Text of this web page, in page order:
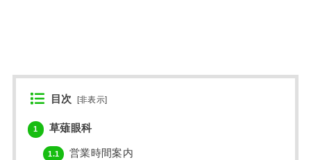
目次 [非表示]
1 草薙眼科
1.1 営業時間案内